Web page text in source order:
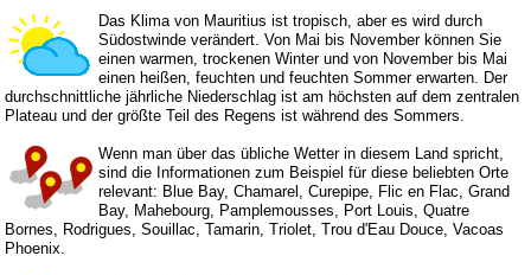
Das Klima von Mauritius ist tropisch, aber es wird durch
Südostwinde verändert. Von Mai bis November können Sie
einen warmen, trockenen Winter und von November bis Mai
einen heißen, feuchten und feuchten Sommer erwarten. Der
durchschnittliche jährliche Niederschlag ist am höchsten auf dem zentralen
Plateau und der größte Teil des Regens ist während des Sommers.
Wenn man über das übliche Wetter in diesem Land spricht,
sind die Informationen zum Beispiel für diese beliebten Orte
relevant: Blue Bay, Chamarel, Curepipe, Flic en Flac, Grand
Bay, Mahebourg, Pamplemousses, Port Louis, Quatre
Bornes, Rodrigues, Souillac, Tamarin, Triolet, Trou d'Eau Douce, Vacoas
Phoenix.